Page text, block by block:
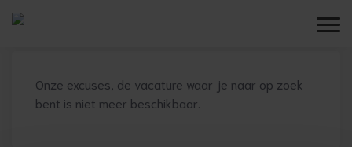
Onze excuses, de vacature waar je naar op zoek
bent is niet meer beschikbaar.